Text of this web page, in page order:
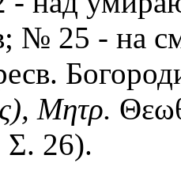
№ 25 - на
Μητρ.
Σ. 26).